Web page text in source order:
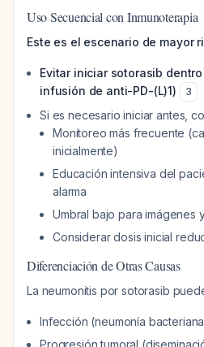
Uso Secuencial con Inmunoterapia
Este es el escenario de mayor
Evitar iniciar sotorasib
infusión de anti-PD-(L)1)
3
Si es necesario iniciar antes,
Monitoreo más frecuente
inicialmente)
Educación intensiva del
alarma
Umbral bajo para imágenes
Considerar dosis inicial
Diferenciación de Otras Causas
La neumonitis por sotorasib
Infección (neumonía
Progresión tumoral